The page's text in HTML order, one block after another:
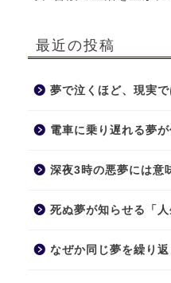
最近の投稿
夢で泣くほど、現実
電車に乗り遅れる夢
深夜3時の悪夢には意
死ぬ夢が知らせる「人
なぜか同じ夢を繰り